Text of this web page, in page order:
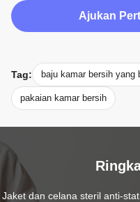
Ajukan
Tag: baju kamar bersih yang
pakaian kamar bersih
Jaket dan celana steril anti-